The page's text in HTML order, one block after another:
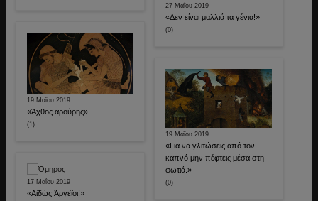
19 Μαΐου 2019
«Άχθος αρούρης»
(1)
17 Μαΐου 2019
«Αἰδὼς Ἀργεῖοι!»
27 Μαΐου 2019
«Δεν είναι μαλλιά τα γένια!»
(0)
19 Μαΐου 2019
«Για να γλιτώσεις από τον
καπνό μην πέφτεις μέσα στη
φωτιά.»
(0)